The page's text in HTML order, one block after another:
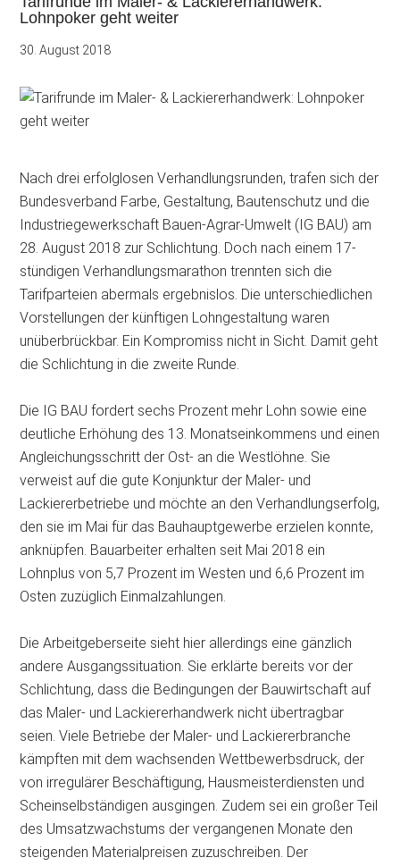
Lohnpoker geht weiter
30. August 2018
Nach drei erfolglosen Verhandlungsrunden, trafen sich der
Bundesverband Farbe, Gestaltung, Bautenschutz und die
Industriegewerkschaft Bauen-Agrar-Umwelt (IG BAU) am
28. August 2018 zur Schlichtung. Doch nach einem 17-
stündigen Verhandlungsmarathon trennten sich die
Tarifparteien abermals ergebnislos. Die unterschiedlichen
Vorstellungen der künftigen Lohngestaltung waren
unüberbrückbar. Ein Kompromiss nicht in Sicht. Damit geht
die Schlichtung in die zweite Runde.
Die IG BAU fordert sechs Prozent mehr Lohn sowie eine
deutliche Erhöhung des 13. Monatseinkommens und einen
Angleichungsschritt der Ost- an die Westlöhne. Sie
verweist auf die gute Konjunktur der Maler- und
Lackiererbetriebe und möchte an den Verhandlungserfolg,
den sie im Mai für das Bauhauptgewerbe erzielen konnte,
anknüpfen. Bauarbeiter erhalten seit Mai 2018 ein
Lohnplus von 5,7 Prozent im Westen und 6,6 Prozent im
Osten zuzüglich Einmalzahlungen.
Die Arbeitgeberseite sieht hier allerdings eine gänzlich
andere Ausgangssituation. Sie erklärte bereits vor der
Schlichtung, dass die Bedingungen der Bauwirtschaft auf
das Maler- und Lackiererhandwerk nicht übertragbar
seien. Viele Betriebe der Maler- und Lackiererbranche
kämpften mit dem wachsenden Wettbewerbsdruck, der
von irregulärer Beschäftigung, Hausmeisterdiensten und
Scheinselbständigen ausgingen. Zudem sei ein großer Teil
des Umsatzwachstums der vergangenen Monate den
steigenden Materialpreisen zuzuschreiben. Der